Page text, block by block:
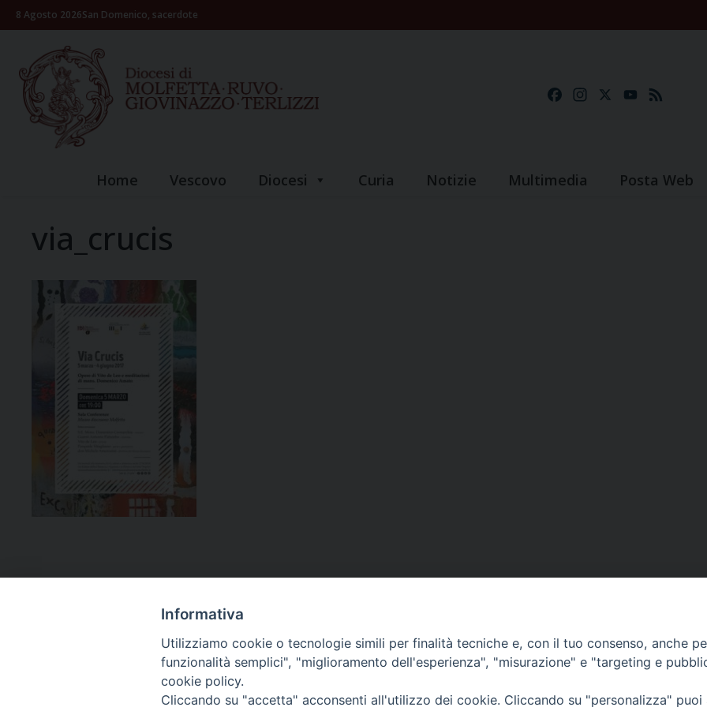
Skip8 Agosto 2026San Domenico, sacerdote
FacebookInstagramYouTube
Home Vescovo Diocesi Curia Notizie Multimedia Posta Web
via_crucis
Ufficio Comunicazioni sociali
Informativa
Utilizziamo cookie o tecnologie simili per finalità tecniche e, con il tuo consenso, anche
funzionalità semplici", "miglioramento dell'esperienza", "misurazione" e "targeting e
cookie policy.
Cliccando su "accetta" acconsenti all'utilizzo dei cookie. Cliccando su "personalizza"